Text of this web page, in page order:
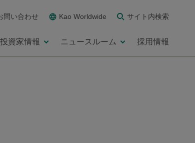
問い合わせ Kao Worldwide サイト内検索
投資家情報 ニュースルーム 採用情報